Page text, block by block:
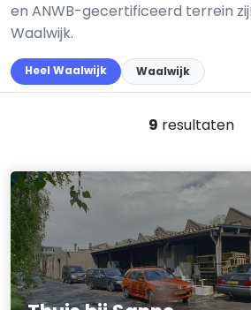
en ANWB-gecertificeerd terrein
Waalwijk.
Heel Waalwijk Waalwijk
9 resultaten